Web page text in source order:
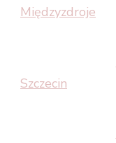
Międzyzdroje
Szczecin